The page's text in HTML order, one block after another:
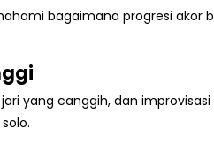
bagaimana progresi akor
yang canggih, dan